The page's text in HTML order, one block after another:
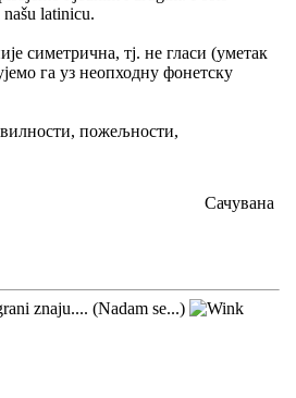
latinicu.
симетрична, тј. не гласи (уметак
га уз неопходну фонетску
пожељности,
Сачувана
znaju.... (Nadam se...)